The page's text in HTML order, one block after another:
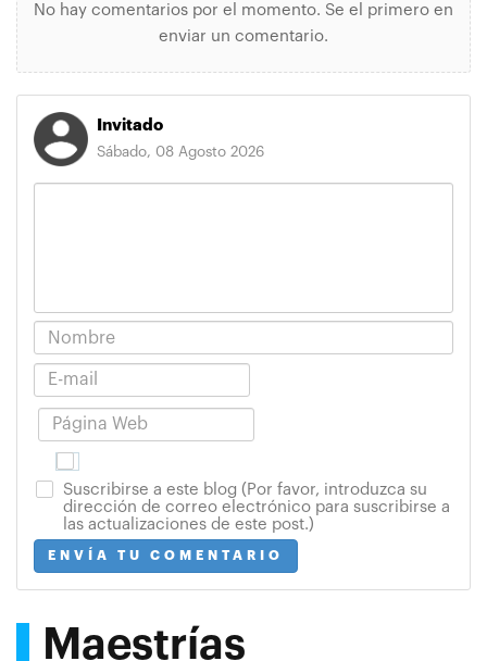
No hay comentarios por el momento. Se el primero en
enviar un comentario.
Invitado
Sábado, 08 Agosto 2026
Suscribirse a este blog (Por favor, introduzca su
dirección de correo electrónico para suscribirse a
las actualizaciones de este post.)
ENVÍA TU COMENTARIO
Maestrías